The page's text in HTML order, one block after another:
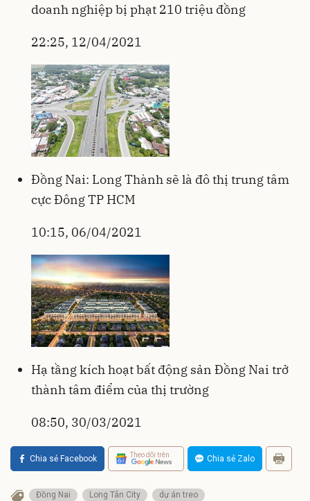
doanh nghiệp bị phạt 210 triệu đồng
22:25, 12/04/2021
Đồng Nai: Long Thành sẽ là đô thị trung tâm
cực Đông TP HCM
10:15, 06/04/2021
Hạ tầng kích hoạt bất động sản Đồng Nai trở
thành tâm điểm của thị trường
08:50, 30/03/2021
Chia sẻ Facebook Theo dõi trên Chia sẻ Zalo
Đồng Nai Long Tân City dự án treo